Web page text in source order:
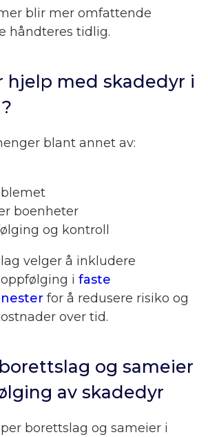
blir mer omfattende
håndteres tidlig.
hjelp med skadedyr i
blant annet av:
boenheter
og kontroll
velger å inkludere
i faste
for å redusere risiko og
over tid.
og sameier
av skadedyr
borettslag og sameier i